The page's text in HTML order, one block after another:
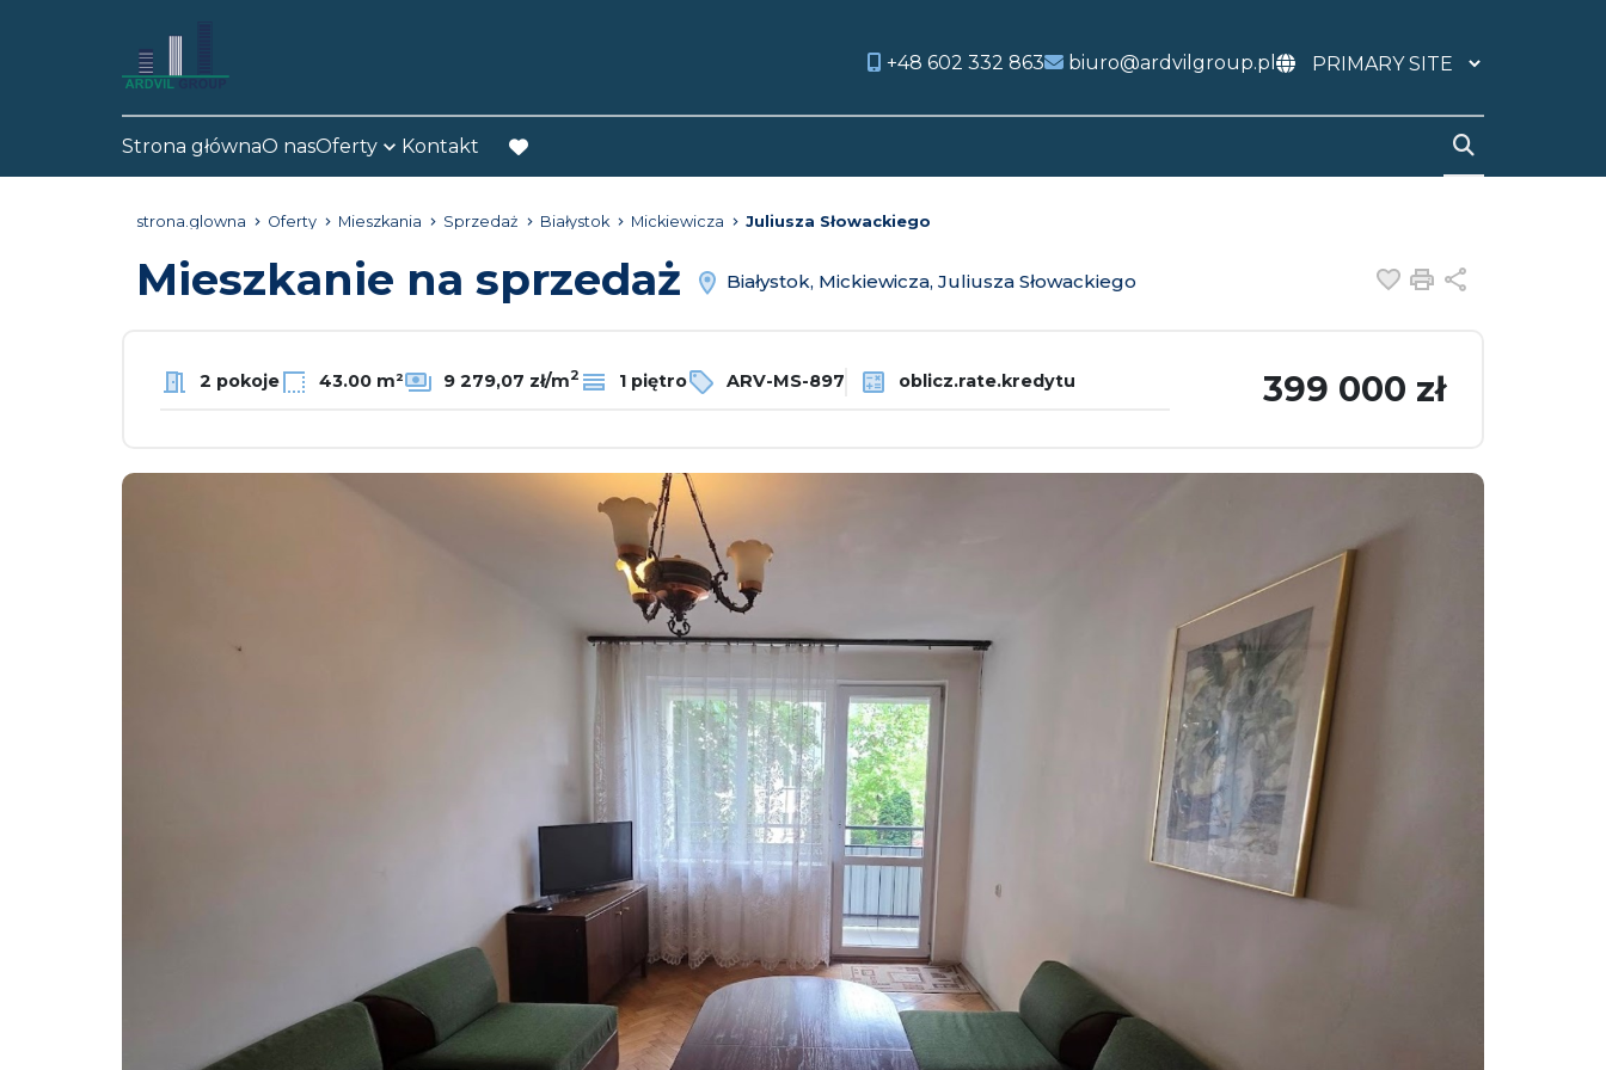
+48 602 332 863 biuro@ardvilgroup.pl
Strona głównaO nasOferty Kontakt
favorite
strona.glowna Oferty Mieszkania Sprzedaż Białystok Mickiewicza Juliusza Słowackiego
Mieszkanie na sprzedaż Białystok, Mickiewicza, Juliusza Słowackiego Dodaj do
Drukuj
2 pokoje 43.00 m² 9 279,07 zł/m2 1 piętro ARV-MS-897 oblicz.rate.kredytu 399 000 zł